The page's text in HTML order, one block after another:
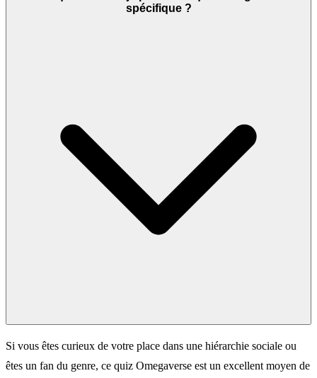
spécifique ?
Si vous êtes curieux de votre place dans une hiérarchie sociale ou
êtes un fan du genre, ce quiz Omegaverse est un excellent moyen de